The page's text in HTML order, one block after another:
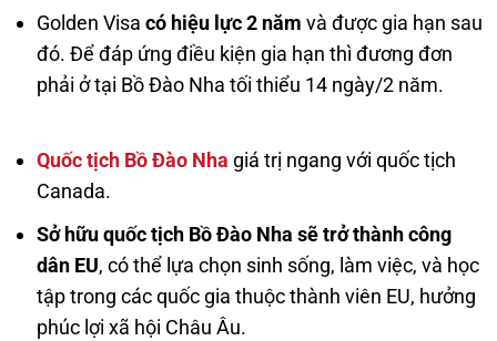
Golden Visacó hiệu lực 2 năm và được gia hạn sau
đó. Để đáp ứng điều kiện gia hạn thì đương đơn
phải ở tại Bồ Đào Nha tối thiểu 14 ngày/2 năm.
Quốc tịch Bồ Đào Nha giá trị ngang với quốc tịch
Canada.
Sở hữu quốc tịch Bồ Đào Nha sẽ trở thành công
dân EU, có thể lựa chọn sinh sống, làm việc, và học
tập trong các quốc gia thuộc thành viên EU, hưởng
phúc lợi xã hội Châu Âu.